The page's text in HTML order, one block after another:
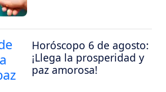
Horóscopo 6 de agosto:
¡Llega la prosperidad y
paz amorosa!